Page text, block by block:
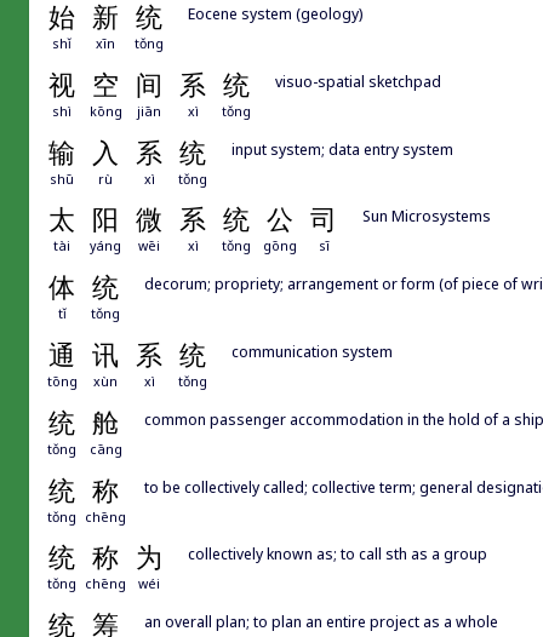
始 新 统
shǐ xīn tǒng
Eocene system (geology)
视 空 间 系 统
shì kōng jiān xì tǒng
visuo-spatial sketchpad
输 入 系 统
shū rù xì tǒng
input system; data entry system
太 阳 微 系 统 公 司
tài yáng wēi xì tǒng gōng sī
Sun Microsystems
体 统
tǐ tǒng
decorum; propriety; arrangement or form (of piece of
通 讯 系 统
tōng xùn xì tǒng
communication system
统 舱
tǒng cāng
common passenger accommodation in the hold of a
统 称
tǒng chēng
to be collectively called; collective term; general
统 称 为
tǒng chēng wéi
collectively known as; to call sth as a group
统 筹 an overall plan; to plan an entire project as a whole